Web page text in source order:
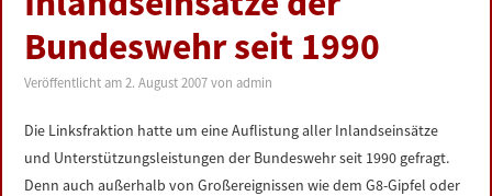
ZUR PERSON
LINKS
DATENSCHUTZERKLÄRUNG
IMPRESSUM
Bundeswehr seit 1990
Veröffentlicht am2. August 2007 vonadmin
Die Linksfraktion hatte um eine Auflistung aller Inlandseinsätze
und Unterstützungsleistungen der Bundeswehr seit 1990 gefragt.
Denn auch außerhalb von Großereignissen wie dem G8-Gipfel oder